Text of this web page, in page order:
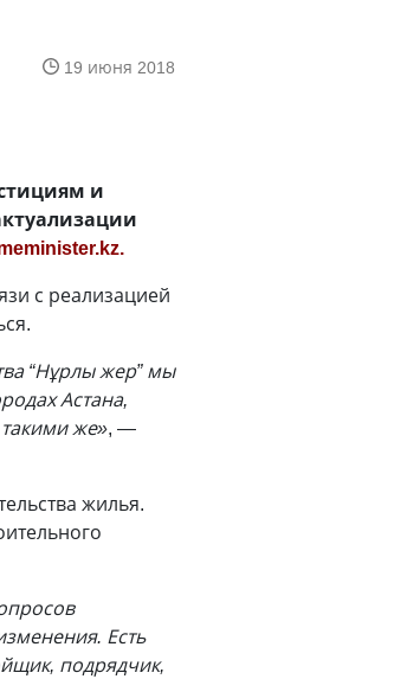
19 июня 2018
и
с реализацией
“Нұрлы жер” мы
Астана,
же», —
жилья.
Есть
подрядчик,